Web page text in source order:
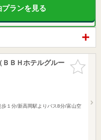
ランを見る
お気に入
りに追加
ＢＨホテルグルー
１分/新高岡駅よりバス8分/富山空